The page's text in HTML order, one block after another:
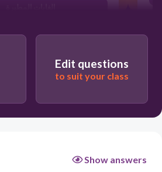
Edit questions
to suit your class
Show answers